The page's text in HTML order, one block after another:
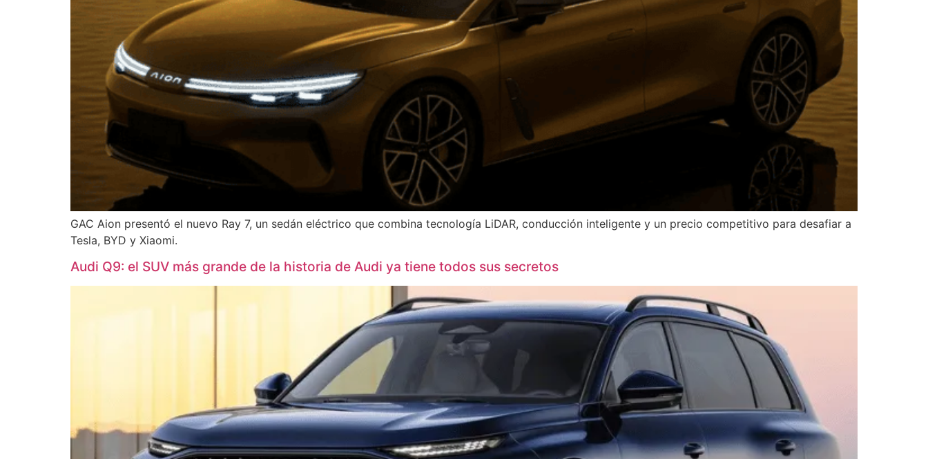
GAC Aion presentó el nuevo Ray 7, un sedán eléctrico que combina tecnología LiDAR, conducción inteligente y un precio competitivo para desafiar a
Tesla, BYD y Xiaomi.
Audi Q9: el SUV más grande de la historia de Audi ya tiene todos sus secretos